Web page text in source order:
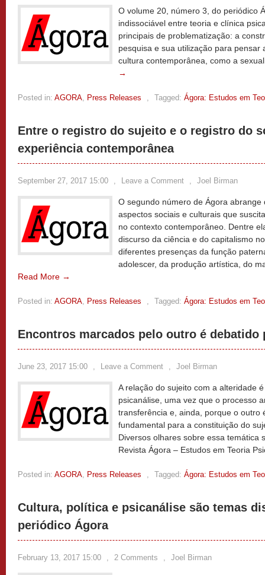
O volume 20, número 3, do periódico
indissociável entre teoria e clínica
principais de problematização: a
pesquisa e sua utilização para
cultura contemporânea, como a
→
Posted in: AGORA, Press Releases , Tagged: Ágora: Estudos em
Entre o registro do sujeito e o registro do
experiência contemporânea
September 27, 2017 15:00 , Leave a Comment , Joel Birman
O segundo número de Ágora
aspectos sociais e culturais que
no contexto contemporâneo. Dentre
discurso da ciência e do capitalismo
diferentes presenças da função
adolescer, da produção artística, do
Read More →
Posted in: AGORA, Press Releases , Tagged: Ágora: Estudos em
Encontros marcados pelo outro é debatido
June 23, 2017 15:00 , Leave a Comment , Joel Birman
A relação do sujeito com a alteridade
psicanálise, uma vez que o processo
transferência e, ainda, porque o outro
fundamental para a constituição do
Diversos olhares sobre essa temática
Revista Ágora – Estudos em Teoria
Posted in: AGORA, Press Releases , Tagged: Ágora: Estudos em
Cultura, política e psicanálise são temas
periódico Ágora
February 13, 2017 15:00 , 2 Comments , Joel Birman